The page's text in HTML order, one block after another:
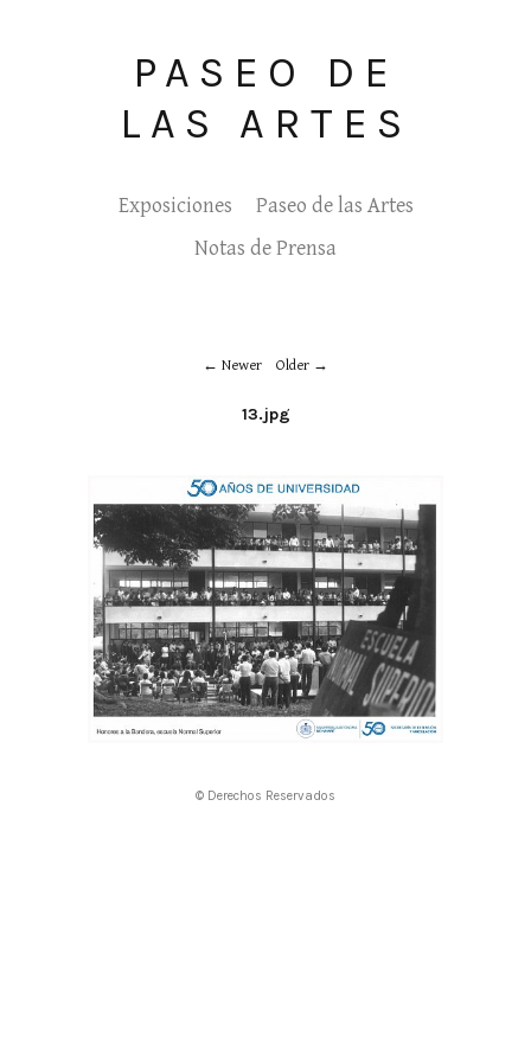
PASEO DE
LAS ARTES
Exposiciones
Paseo de las Artes
Notas de Prensa
Newer Older
13.jpg
© Derechos Reservados